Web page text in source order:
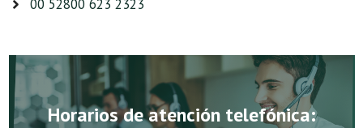
00 52800 623 2323
Horarios de atención telefónica: